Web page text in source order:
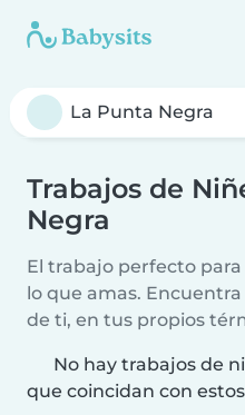
Trabajos de
Negra
El trabajo perfecto
lo que amas.
de ti, en tus propios
No hay trabajos de
que coincidan con